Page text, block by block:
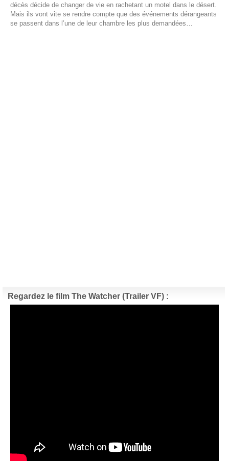
décès décide de changer de vie en rachetant un motel dans le désert.
Mais ils vont vite se rendre compte que des événements dérangeants
se passent dans l’une de leur chambre les plus demandées…
Regardez le film The Watcher (Trailer VF) :